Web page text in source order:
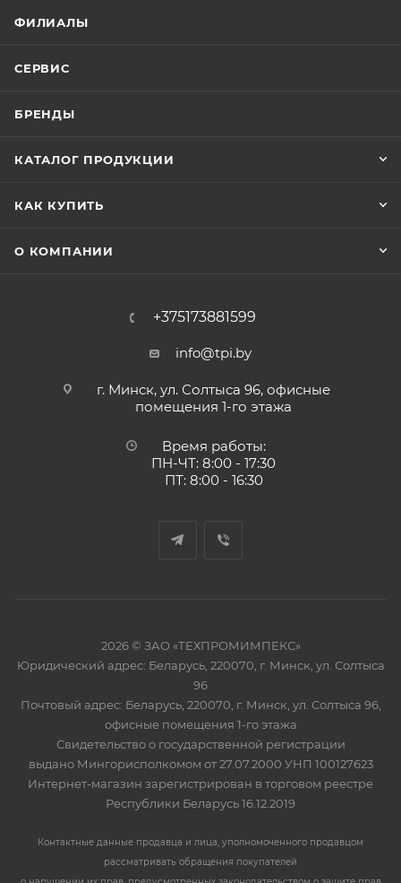
ФИЛИАЛЫ
СЕРВИС
БРЕНДЫ
КАТАЛОГ ПРОДУКЦИИ
КАК КУПИТЬ
О КОМПАНИИ
+375173881599
info@tpi.by
г. Минск, ул. Солтыса 96, офисные
помещения 1-го этажа
Время работы:
ПН-ЧТ: 8:00 - 17:30
ПТ: 8:00 - 16:30
2026 © ЗАО «ТЕХПРОМИМПЕКС»
Юридический адрес: Беларусь, 220070, г. Минск, ул. Солтыса
96
Почтовый адрес: Беларусь, 220070, г. Минск, ул. Солтыса 96,
офисные помещения 1-го этажа
Свидетельство о государственной регистрации
выдано Мингорисполкомом от 27.07.2000 УНП 100127623
Интернет-магазин зарегистрирован в торговом реестре
Республики Беларусь 16.12.2019
Контактные данные продавца и лица, уполномоченного продавцом
рассматривать обращения покупателей